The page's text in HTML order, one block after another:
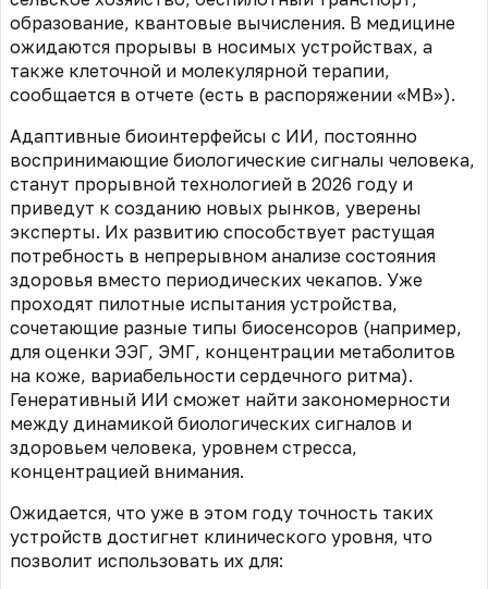
образование, квантовые вычисления. В медицине
ожидаются прорывы в носимых устройствах, а
также клеточной и молекулярной терапии,
сообщается в отчете (есть в распоряжении «МВ»).
Адаптивные биоинтерфейсы с ИИ, постоянно
воспринимающие биологические сигналы человека,
станут прорывной технологией в 2026 году и
приведут к созданию новых рынков, уверены
эксперты. Их развитию способствует растущая
потребность в непрерывном анализе состояния
здоровья вместо периодических чекапов. Уже
проходят пилотные испытания устройства,
сочетающие разные типы биосенсоров (например,
для оценки ЭЭГ, ЭМГ, концентрации метаболитов
на коже, вариабельности сердечного ритма).
Генеративный ИИ сможет найти закономерности
между динамикой биологических сигналов и
здоровьем человека, уровнем стресса,
концентрацией внимания.
Ожидается, что уже в этом году точность таких
устройств достигнет клинического уровня, что
позволит использовать их для: